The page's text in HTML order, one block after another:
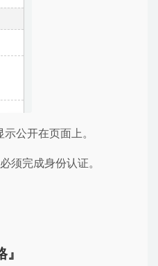
公开在页面上。
须完成身份认证。